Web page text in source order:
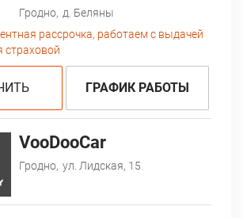
Гродно, д. Беляны
рассрочка, работаем с выдачей
страховой
ГРАФИК РАБОТЫ
VooDooCar
Гродно, ул. Лидская, 15